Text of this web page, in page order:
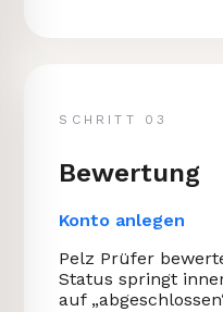
SCHRITT 03
Bewertung
Konto anlegen
Pelz Prüfer
Status springt
auf